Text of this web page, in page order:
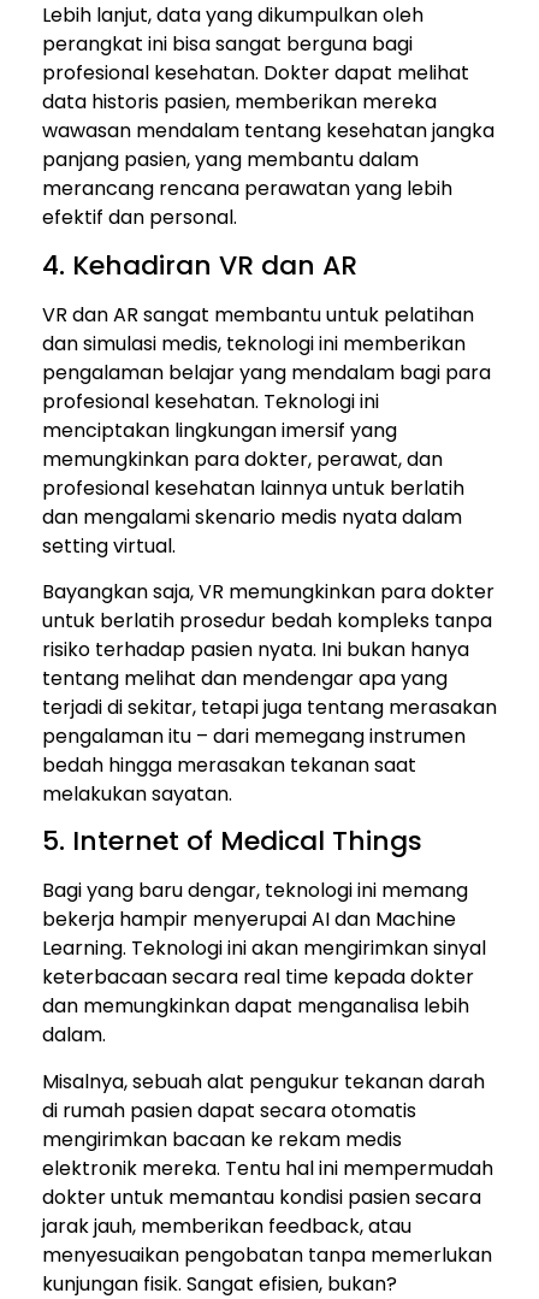
Lebih lanjut, data yang dikumpulkan oleh
perangkat ini bisa sangat berguna bagi
profesional kesehatan. Dokter dapat melihat
data historis pasien, memberikan mereka
wawasan mendalam tentang kesehatan jangka
panjang pasien, yang membantu dalam
merancang rencana perawatan yang lebih
efektif dan personal.
4. Kehadiran VR dan AR
VR dan AR sangat membantu untuk pelatihan
dan simulasi medis, teknologi ini memberikan
pengalaman belajar yang mendalam bagi para
profesional kesehatan. Teknologi ini
menciptakan lingkungan imersif yang
memungkinkan para dokter, perawat, dan
profesional kesehatan lainnya untuk berlatih
dan mengalami skenario medis nyata dalam
setting virtual.
Bayangkan saja, VR memungkinkan para dokter
untuk berlatih prosedur bedah kompleks tanpa
risiko terhadap pasien nyata. Ini bukan hanya
tentang melihat dan mendengar apa yang
terjadi di sekitar, tetapi juga tentang merasakan
pengalaman itu – dari memegang instrumen
bedah hingga merasakan tekanan saat
melakukan sayatan.
5. Internet of Medical Things
Bagi yang baru dengar, teknologi ini memang
bekerja hampir menyerupai AI dan Machine
Learning. Teknologi ini akan mengirimkan sinyal
keterbacaan secara real time kepada dokter
dan memungkinkan dapat menganalisa lebih
dalam.
Misalnya, sebuah alat pengukur tekanan darah
di rumah pasien dapat secara otomatis
mengirimkan bacaan ke rekam medis
elektronik mereka. Tentu hal ini mempermudah
dokter untuk memantau kondisi pasien secara
jarak jauh, memberikan feedback, atau
menyesuaikan pengobatan tanpa memerlukan
kunjungan fisik. Sangat efisien, bukan?